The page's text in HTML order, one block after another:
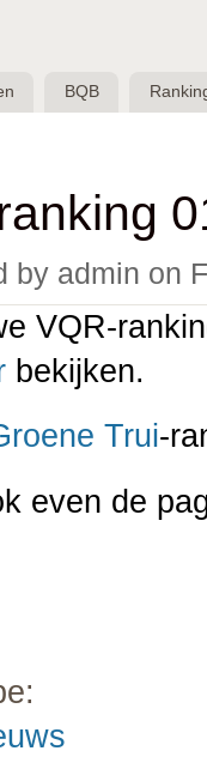
BQB
by admin on
VQR-
bekijken.
Trui-
even de